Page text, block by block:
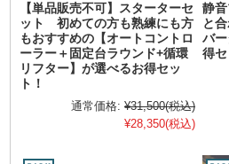
【単品販売不可】スターターセ
ット 初めての方も熟練にも方
もおすすめの【オートコントロ
ーラー＋固定台ラウンド+循環
リフター】が選べるお得セッ
ト！
通常価格: ¥31,500(税込)
¥28,350(税込)
静
と
バ
得セ